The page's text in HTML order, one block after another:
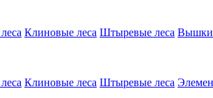
Клиновые леса Штыревые леса Вышки
Клиновые леса Штыревые леса